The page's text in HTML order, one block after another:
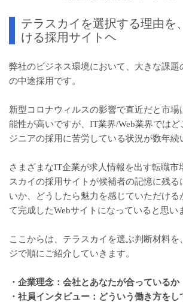
テラスカイを選択する理由を
ける採用サイトヘ
弊社のビジネス環境において、大きな課題
の中途採用です。
新型コロナウィルスの影響で直近だと市場
能性が高いですが、IT業界/Web業界では
ジニアの採用に苦労している状況が数年続
さまざまなIT企業が求人情報を出す転職市
スカイの採用サイトが候補者の記憶に残る
いか、どうしたら魅力を感じていただける
て完成したWebサイトになっていると思い
ここからは、テラスカイを選ぶ判断材料を
ジで順にご紹介していきます。
・企業理念：会社とあなたが合っているか
・社員インタビュー：どういう働き方をし